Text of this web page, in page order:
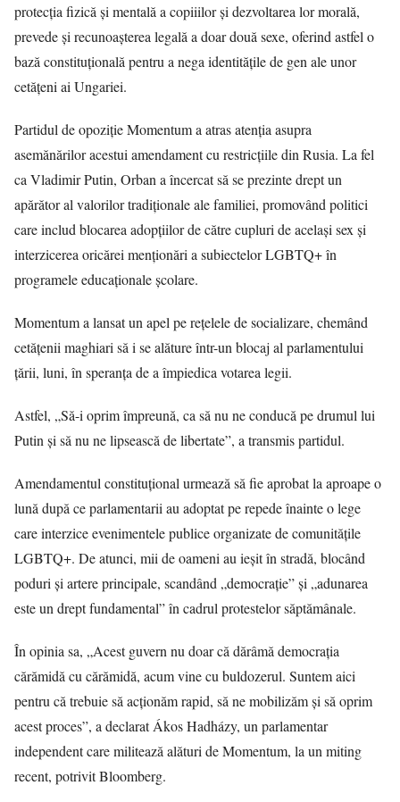
protecția fizică și mentală a copiiilor și dezvoltarea lor morală,
prevede și recunoașterea legală a doar două sexe, oferind astfel o
bază constituțională pentru a nega identitățile de gen ale unor
cetățeni ai Ungariei.
Partidul de opoziție Momentum a atras atenția asupra
asemănărilor acestui amendament cu restricțiile din Rusia. La fel
ca Vladimir Putin, Orban a încercat să se prezinte drept un
apărător al valorilor tradiționale ale familiei, promovând politici
care includ blocarea adopțiilor de către cupluri de același sex și
interzicerea oricărei menționări a subiectelor LGBTQ+ în
programele educaționale școlare.
Momentum a lansat un apel pe rețelele de socializare, chemând
cetățenii maghiari să i se alăture într-un blocaj al parlamentului
țării, luni, în speranța de a împiedica votarea legii.
Astfel, „Să-i oprim împreună, ca să nu ne conducă pe drumul lui
Putin și să nu ne lipsească de libertate”, a transmis partidul.
Amendamentul constituțional urmează să fie aprobat la aproape o
lună după ce parlamentarii au adoptat pe repede înainte o lege
care interzice evenimentele publice organizate de comunitățile
LGBTQ+. De atunci, mii de oameni au ieșit în stradă, blocând
poduri și artere principale, scandând „democrație” și „adunarea
este un drept fundamental” în cadrul protestelor săptămânale.
În opinia sa, „Acest guvern nu doar că dărâmă democrația
cărămidă cu cărămidă, acum vine cu buldozerul. Suntem aici
pentru că trebuie să acționăm rapid, să ne mobilizăm și să oprim
acest proces”, a declarat Ákos Hadházy, un parlamentar
independent care militează alături de Momentum, la un miting
recent, potrivit Bloomberg.